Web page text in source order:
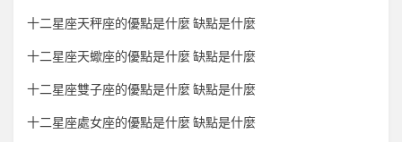
十二星座天秤座的優點是什麼 缺點是什麼
十二星座天蠍座的優點是什麼 缺點是什麼
十二星座雙子座的優點是什麼 缺點是什麼
十二星座處女座的優點是什麼 缺點是什麼